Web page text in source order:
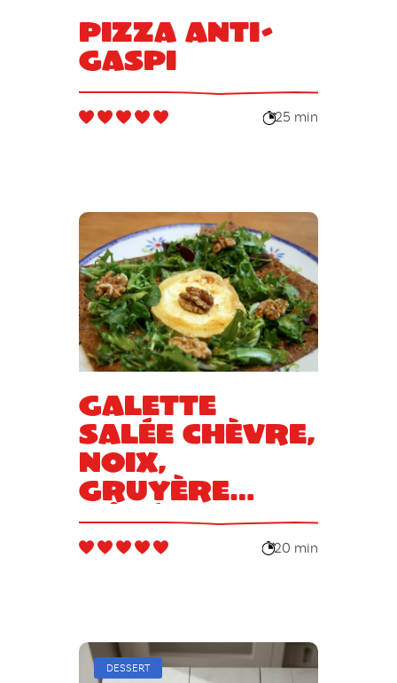
Pizza anti-
gaspi
25 min
Galette
salée chèvre,
noix,
gruyère
râpé et miel
20 min
DESSERT